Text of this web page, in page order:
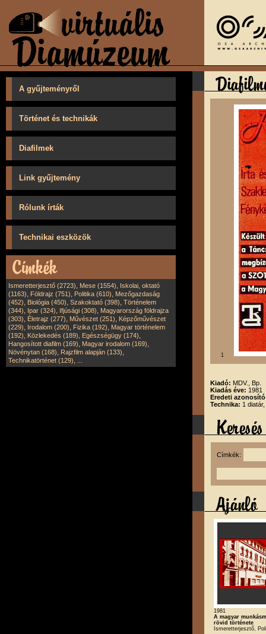
A gyűjteményről
Történet és technikák
Diafilmek
Link gyűjtemény
Rólunk írták
Technikai eszközök
Ismeretterjesztő (2723), Mese (1554), Iskolai, oktató
(1163), Földrajz (751), Politika (610), Mezőgazdaság
(452), Biológia (450), Szakoktató (398), Történelem
(344), Ipar (324), Ifjúsági (308), Magyarország földrajza
(303), Életrajz (277), Művészet (251), Képzőművészet
(229), Irodalom (200), Fizika (192), Magyar történelem
(192), Közlekedés (189), Egészségügy (174),
Hangosított diafilm (169), Magyar irodalom (169),
Növénytan (168), Rajzfilm alapján (133),
Technikatörténet (129),
1
Kiadó: MDV., Bp.
Kiadás éve: 1981
Eredeti
Technika: 1
Címkék:
1981
A magyar
rövid története
Ismeretterjesztő,